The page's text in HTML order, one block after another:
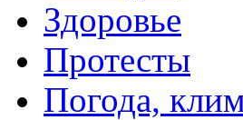
Здоровье
Протесты
Погода,